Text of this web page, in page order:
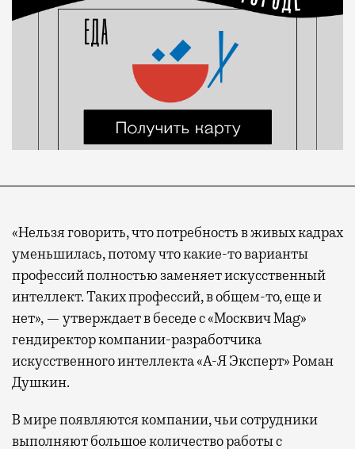
«Нельзя говорить, что потребность в живых кадрах
уменьшилась, потому что какие-то варианты
профессий полностью заменяет искусственный
интеллект. Таких профессий, в общем-то, еще и
нет», — утверждает в беседе с «Москвич Mag»
гендиректор компании-разработчика
искусственного интеллекта «А-Я Эксперт» Роман
Душкин.
В мире появляются компании, чьи сотрудники
выполняют большое количество работы с